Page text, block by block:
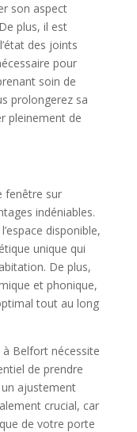
son aspect
plus, il est
des joints
pour
soin de
prolongerez sa
pleinement de
fenêtre sur
indéniables.
disponible,
unique qui
De plus,
et phonique,
tout au long
Belfort nécessite
de prendre
ajustement
crucial, car
de votre porte